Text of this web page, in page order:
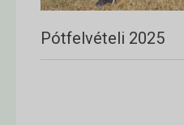
Pótfelvételi 2025